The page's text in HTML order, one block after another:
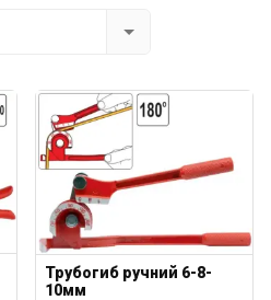
Трубогиб ручний 6-8-
10мм